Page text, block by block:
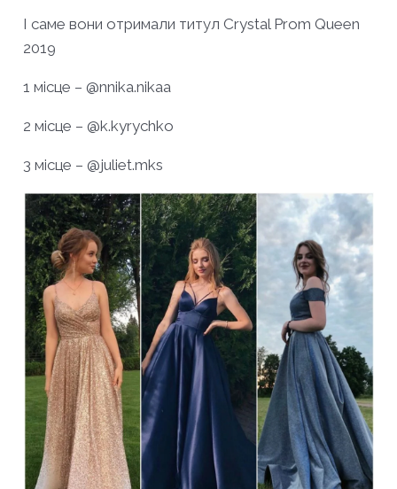
І саме вони отримали титул Crystal Prom Queen
2019
1 місце – @nnika.nikaa
2 місце – @k.kyrychko
3 місце – @juliet.mks